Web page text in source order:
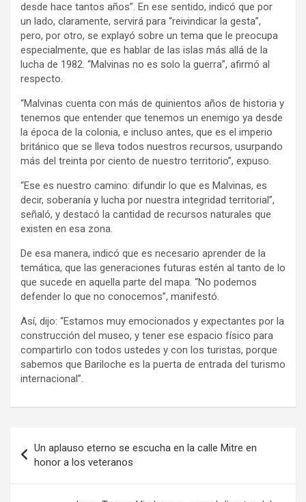
desde hace tantos años”. En ese sentido, indicó que por
un lado, claramente, servirá para “reivindicar la gesta”,
pero, por otro, se explayó sobre un tema que le preocupa
especialmente, que es hablar de las islas más allá de la
lucha de 1982. “Malvinas no es solo la guerra”, afirmó al
respecto.
“Malvinas cuenta con más de quinientos años de historia y
tenemos que entender que tenemos un enemigo ya desde
la época de la colonia, e incluso antes, que es el imperio
británico que se lleva todos nuestros recursos, usurpando
más del treinta por ciento de nuestro territorio”, expuso.
“Ese es nuestro camino: difundir lo que es Malvinas, es
decir, soberanía y lucha por nuestra integridad territorial”,
señaló, y destacó la cantidad de recursos naturales que
existen en esa zona.
De esa manera, indicó que es necesario aprender de la
temática, que las generaciones futuras estén al tanto de lo
que sucede en aquella parte del mapa. “No podemos
defender lo que no conocemos”, manifestó.
Así, dijo: “Estamos muy emocionados y expectantes por la
construcción del museo, y tener ese espacio físico para
compartirlo con todos ustedes y con los turistas, porque
sabemos que Bariloche es la puerta de entrada del turismo
internacional”.
de
entradas
Un aplauso eterno se escucha en la calle Mitre en
honor a los veteranos